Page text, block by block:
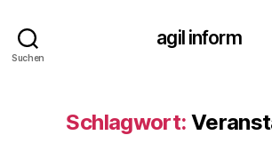
Suchen
agil inform
Schlagwort: